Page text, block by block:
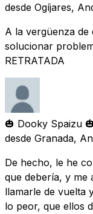
desde Ogíjares,
A la vergüenza
solucionar
RETRATADA
🎃 Dooky Spaizu 🎃
desde Granada,
De hecho, le he
que debería, y me
llamarle de vuelta
lo peor, que ellos